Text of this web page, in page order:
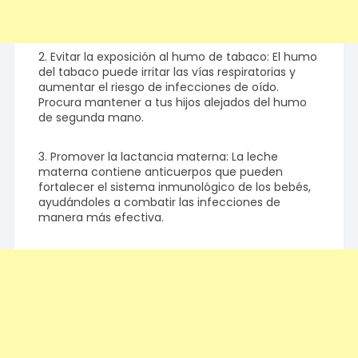
2. Evitar la exposición al humo de tabaco: El humo
del tabaco puede irritar las vías respiratorias y
aumentar el riesgo de infecciones de oído.
Procura mantener a tus hijos alejados del humo
de segunda mano.
3. Promover la lactancia materna: La leche
materna contiene anticuerpos que pueden
fortalecer el sistema inmunológico de los bebés,
ayudándoles a combatir las infecciones de
manera más efectiva.